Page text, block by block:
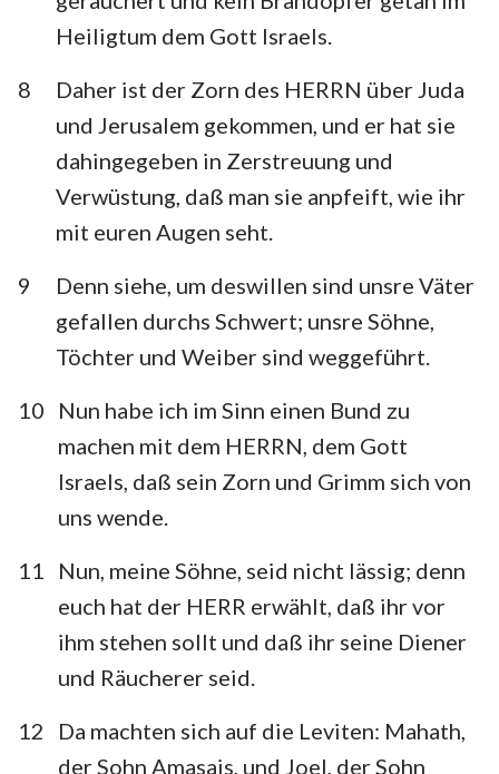
Heiligtum dem Gott Israels.
8
Daher ist der Zorn des HERRN über Juda
und Jerusalem gekommen, und er hat sie
dahingegeben in Zerstreuung und
Verwüstung, daß man sie anpfeift, wie ihr
mit euren Augen seht.
9
Denn siehe, um deswillen sind unsre Väter
gefallen durchs Schwert; unsre Söhne,
Töchter und Weiber sind weggeführt.
10
Nun habe ich im Sinn einen Bund zu
machen mit dem HERRN, dem Gott
Israels, daß sein Zorn und Grimm sich von
uns wende.
11
Nun, meine Söhne, seid nicht lässig; denn
euch hat der HERR erwählt, daß ihr vor
ihm stehen sollt und daß ihr seine Diener
und Räucherer seid.
12
Da machten sich auf die Leviten: Mahath,
der Sohn Amasais, und Joel, der Sohn